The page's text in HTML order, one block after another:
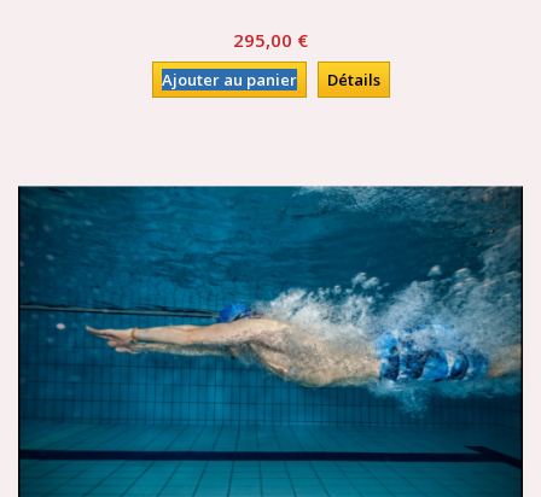
295,00 €
Ajouter au panier Détails